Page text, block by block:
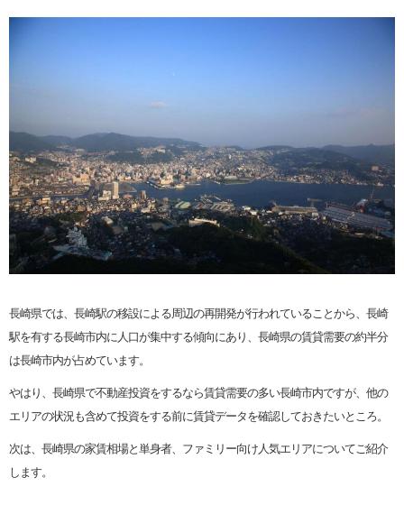
長崎県では、長崎駅の移設による周辺の再開発が行われていることから、長崎
駅を有する長崎市内に人口が集中する傾向にあり、長崎県の賃貸需要の約半分
は長崎市内が占めています。
やはり、長崎県で不動産投資をするなら賃貸需要の多い長崎市内ですが、他の
エリアの状況も含めて投資をする前に賃貸データを確認しておきたいところ。
次は、長崎県の家賃相場と単身者、ファミリー向け人気エリアについてご紹介
します。